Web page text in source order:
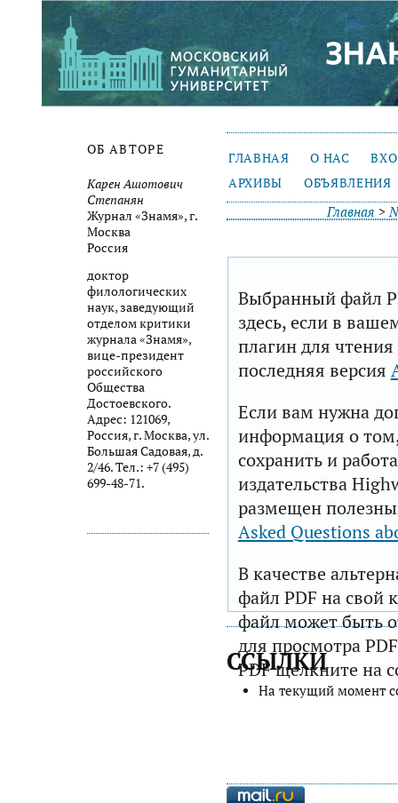
ОБ АВТОРЕ
Карен Ашотович
Степанян
Журнал «Знамя», г.
Москва
Россия
доктор
филологических
наук, заведующий
отделом критики
журнала «Знамя»,
вице-президент
российского
Общества
Достоевского.
Адрес: 121069,
Россия, г. Москва, ул.
Большая Садовая, д.
2/46. Тел.: +7 (495)
699-48-71.
ГЛАВНАЯ О НАС
АРХИВЫ
ОБЪЯВЛЕНИЯ
Главная >
Выбранный файл
здесь, если в
плагин для
последняя версия
Если вам нужна
информация о том,
сохранить и
издательства
размещен
Asked Questions
В качестве
файл PDF на свой
файл может быть
для просмотра
PDF щелкните на
ССЫЛКИ
На текущий момент